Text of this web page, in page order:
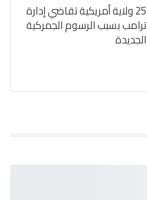
25 ولاية أمريكية تقاضي إدارة
ترامب بسبب الرسوم الجمركية
الجديدة